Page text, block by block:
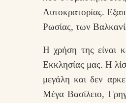
Αυτοκρατορίας.
Ρωσίας, των
Η χρήση της είναι
Εκκλησίας μας. Η
μεγάλη και δεν
Μέγα Βασίλειο,